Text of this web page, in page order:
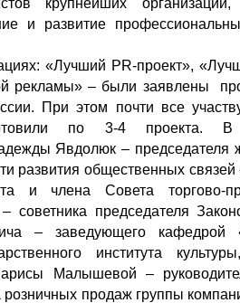
крупнейших
и развитие
«Лучший PR-проект»,
рекламы» – были заявлены
При этом почти все
по 3-4 проекта. В
Явдолюк – председателя
развития общественных
и члена Совета торгово-
председателя
– заведующего
института
Малышевой –
розничных продаж группы